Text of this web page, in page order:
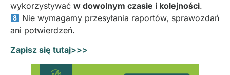
wykorzystywać w dowolnym czasie i kolejności.
Nie wymagamy przesyłania raportów, sprawozdań
ani potwierdzeń.
Zapisz się tutaj>>>